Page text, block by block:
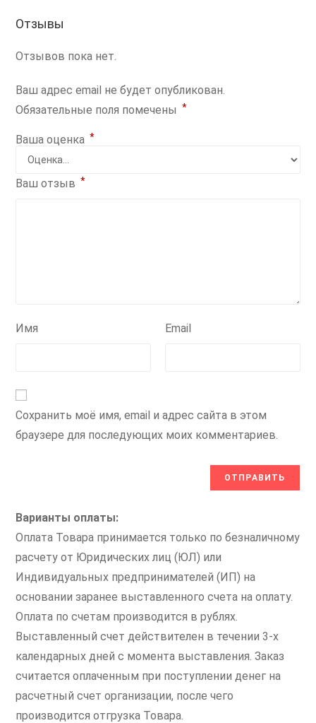
Отзывы
Отзывов пока нет.
Ваш адрес email не будет опубликован.
Обязательные поля помечены *
Ваша оценка *
Ваш отзыв *
Имя Email
Сохранить моё имя, email и адрес сайта в этом
браузере для последующих моих комментариев.
Варианты оплаты:
Оплата Товара принимается только по безналичному
расчету от Юридических лиц (ЮЛ) или
Индивидуальных предпринимателей (ИП) на
основании заранее выставленного счета на оплату.
Оплата по счетам производится в рублях.
Выставленный счет действителен в течении 3-х
календарных дней с момента выставления. Заказ
считается оплаченным при поступлении денег на
расчетный счет организации, после чего
производится отгрузка Товара.